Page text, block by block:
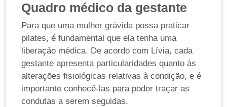
Quadro médico da gestante
Para que uma mulher grávida possa praticar
pilates, é fundamental que ela tenha uma
liberação médica. De acordo com Lívia, cada
gestante apresenta particularidades quanto às
alterações fisiológicas relativas à condição, e é
importante conhecê-las para poder traçar as
condutas a serem seguidas.